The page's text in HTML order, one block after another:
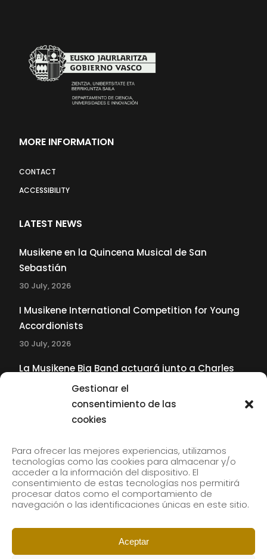
Gestionar el
consentimiento de las
cookies
Para ofrecer las mejores experiencias, utilizamos
tecnologías como las cookies para almacenar y/o
acceder a la información del dispositivo. El
consentimiento de estas tecnologías nos permitirá
procesar datos como el comportamiento de
navegación o las identificaciones únicas en este sitio.
Aceptar
MORE INFORMATION
CONTACT
ACCESSIBILITY
LATEST NEWS
Musikene en la Quincena Musical de San
Sebastián
30 July, 2026
I Musikene International Competition for Young
Accordionists
30 July, 2026
La Musikene Big Band actuará junto a Charles
Tolliver en el 61 Jazzaldia
Subscribe to our newsletter to receive our news by
email.